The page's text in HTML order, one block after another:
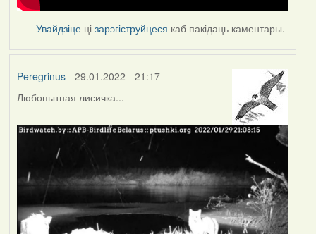
Увайдзіце цізарэгіструйцеся каб пакідаць каментары.
Peregrinus- 29.01.2022 - 21:17
Любопытная лисичка...